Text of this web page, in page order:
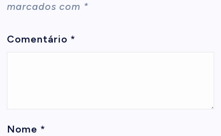
marcados com *
Comentário *
Nome *